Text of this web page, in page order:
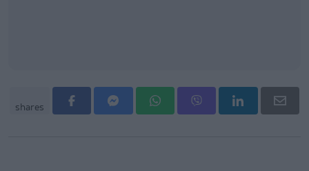
shares